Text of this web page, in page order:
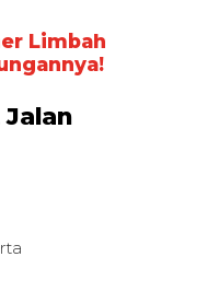
Limbah